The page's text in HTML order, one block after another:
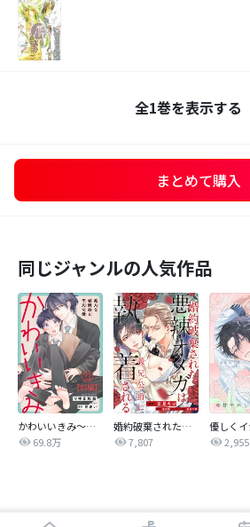
全1巻を表示する
まとめて購入
同じジャンルの人気作品
かわいいきみ～美人な幼馴染と平凡な僕～
69.8万
婚約破棄された悪辣オメガは義兄公爵に執着される 【連載版】
7,807
2,955